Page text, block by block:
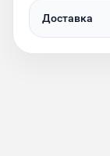
Доставка